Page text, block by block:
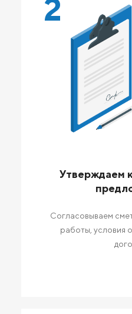
2
Утверждаем
Согласовываем
работы, условия